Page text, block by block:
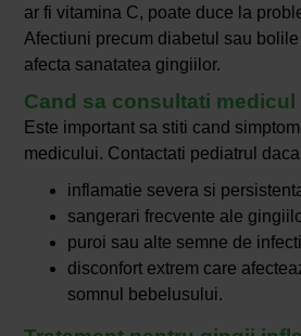
ar fi vitamina C, poate duce la
Afectiuni precum diabetul sau
afecta sanatatea gingiilor.
Cand sa consultati medicul
Este important sa stiti cand
medicului. Contactati pediatrul
inflamatie severa si
sangerari frecvente ale
puroi sau alte semne de
disconfort extrem care
somnul bebelusului.